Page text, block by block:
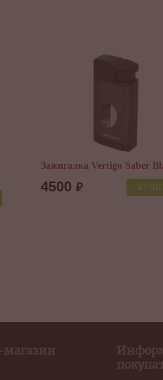
Зажигалка Vertigo Saber
4500 ₽